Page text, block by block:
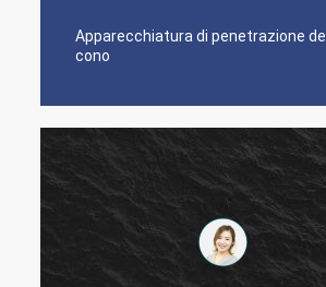
Apparecchiatura di penetrazione del
cono